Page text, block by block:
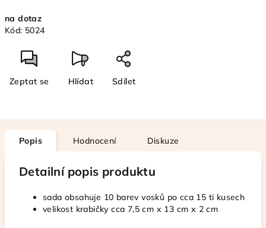
cena:
na dotaz
Kód: 5024
Zeptat se Hlídat Sdílet
Popis Hodnocení Diskuze
Detailní popis produktu
sada obsahuje 10 barev vosků po cca 15 ti kusech
velikost krabičky cca 7,5 cm x 13 cm x 2 cm